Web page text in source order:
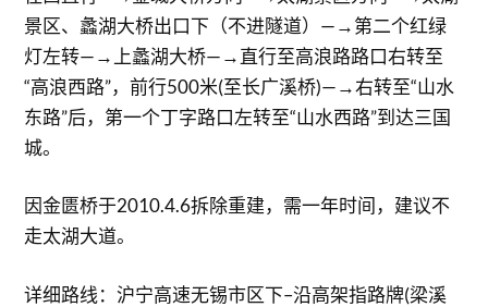
景区、蠡湖大桥出口下（不进隧道）—→第二个红绿
灯左转—→上蠡湖大桥—→直行至高浪路路口右转至
“高浪西路”，前行500米(至长广溪桥)—→右转至“山水
东路”后，第一个丁字路口左转至“山水西路”到达三国
城。
因金匮桥于2010.4.6拆除重建，需一年时间，建议不
走太湖大道。
详细路线：沪宁高速无锡市区下–沿高架指路牌(梁溪